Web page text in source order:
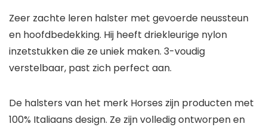
Zeer zachte leren halster met gevoerde neussteun
en hoofdbedekking. Hij heeft driekleurige nylon
inzetstukken die ze uniek maken. 3-voudig
verstelbaar, past zich perfect aan.
De halsters van het merk Horses zijn producten met
100% Italiaans design. Ze zijn volledig ontworpen en